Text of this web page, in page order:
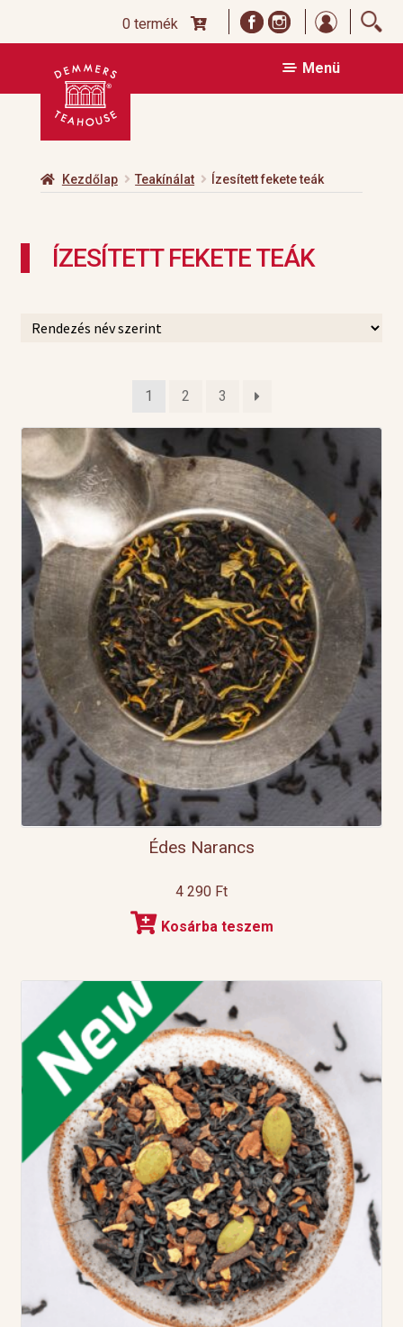
0 termék
Ugrás
navigációhoz
Kilépés
tartalomba
Menü
Kezdőlap Teakínálat Ízesített fekete teák
ÍZESÍTETT FEKETE TEÁK
1 2 3
Édes Narancs
4 290 Ft
Kosárba teszem